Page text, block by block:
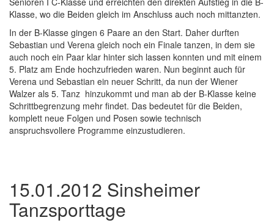
Klasse, wo die Beiden gleich im Anschluss auch noch mittanzten.
In der B-Klasse gingen 6 Paare an den Start. Daher durften
Sebastian und Verena gleich noch ein Finale tanzen, in dem sie
auch noch ein Paar klar hinter sich lassen konnten und mit einem
5. Platz am Ende hochzufrieden waren. Nun beginnt auch für
Verena und Sebastian ein neuer Schritt, da nun der Wiener
Walzer als 5. Tanz hinzukommt und man ab der B-Klasse keine
Schrittbegrenzung mehr findet. Das bedeutet für die Beiden,
komplett neue Folgen und Posen sowie technisch
anspruchsvollere Programme einzustudieren.
15.01.2012 Sinsheimer
Tanzsporttage